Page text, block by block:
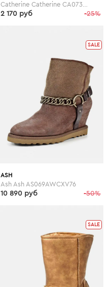
Catherine Catherine CA073AWGOG97
-25%
2 170 руб
SALE
ASH
Ash Ash AS069AWCXV76
-50%
10 890 руб
SALE